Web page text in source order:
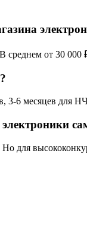
среднем от 30
3-6 месяцев для
для